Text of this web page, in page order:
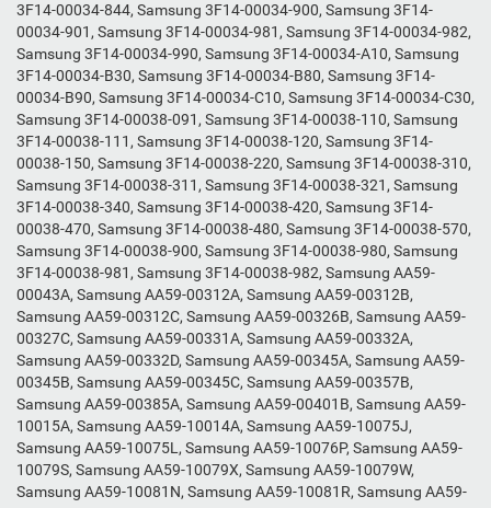
3F14-00034-844, Samsung 3F14-00034-900, Samsung 3F14-
00034-901, Samsung 3F14-00034-981, Samsung 3F14-00034-982,
Samsung 3F14-00034-990, Samsung 3F14-00034-A10, Samsung
3F14-00034-B30, Samsung 3F14-00034-B80, Samsung 3F14-
00034-B90, Samsung 3F14-00034-C10, Samsung 3F14-00034-C30,
Samsung 3F14-00038-091, Samsung 3F14-00038-110, Samsung
3F14-00038-111, Samsung 3F14-00038-120, Samsung 3F14-
00038-150, Samsung 3F14-00038-220, Samsung 3F14-00038-310,
Samsung 3F14-00038-311, Samsung 3F14-00038-321, Samsung
3F14-00038-340, Samsung 3F14-00038-420, Samsung 3F14-
00038-470, Samsung 3F14-00038-480, Samsung 3F14-00038-570,
Samsung 3F14-00038-900, Samsung 3F14-00038-980, Samsung
3F14-00038-981, Samsung 3F14-00038-982, Samsung AA59-
00043A, Samsung AA59-00312A, Samsung AA59-00312B,
Samsung AA59-00312C, Samsung AA59-00326B, Samsung AA59-
00327C, Samsung AA59-00331A, Samsung AA59-00332A,
Samsung AA59-00332D, Samsung AA59-00345A, Samsung AA59-
00345B, Samsung AA59-00345C, Samsung AA59-00357B,
Samsung AA59-00385A, Samsung AA59-00401B, Samsung AA59-
10015A, Samsung AA59-10014A, Samsung AA59-10075J,
Samsung AA59-10075L, Samsung AA59-10076P, Samsung AA59-
10079S, Samsung AA59-10079X, Samsung AA59-10079W,
Samsung AA59-10081N, Samsung AA59-10081R, Samsung AA59-